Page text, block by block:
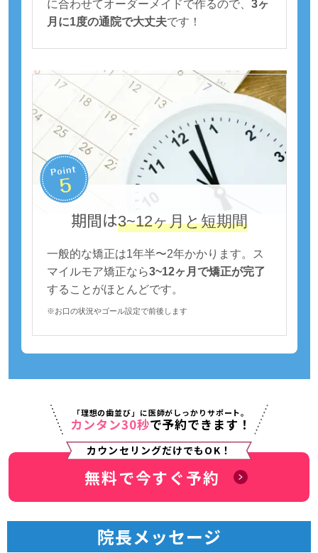
に合わせてオーダーメイドで作るので、 3ヶ
月に1度の通院で大丈夫です！
期間は3~12ヶ月と短期間
一般的な矯正は1年半〜2年かかります。ス
マイルモア矯正なら3~12ヶ月で矯正が完了
することがほとんどです。
※お口の状況やゴール設定で前後します
「理想の歯並び」に医師がしっかりサポート。
カンタン30秒で予約できます！
カウンセリングだけでもOK！
無料で今すぐ予約
院長メッセージ